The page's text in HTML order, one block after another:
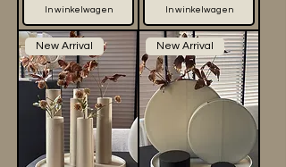
In winkelwagen In winkelwagen
New Arrival New Arrival